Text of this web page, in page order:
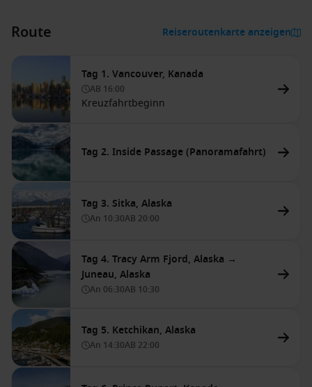
Route Reiseroutenkarte anzeigen
Tag 1. Vancouver, Kanada
AB 16:00
Kreuzfahrtbeginn
Tag 2. Inside Passage (Panoramafahrt)
Tag 3. Sitka, Alaska
An 10:30AB 20:00
Tag 4. Tracy Arm Fjord, Alaska →
Juneau, Alaska
An 06:30AB 10:30
Tag 5. Ketchikan, Alaska
An 14:30AB 22:00